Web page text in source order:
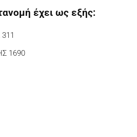
έχει ως εξής:
1690